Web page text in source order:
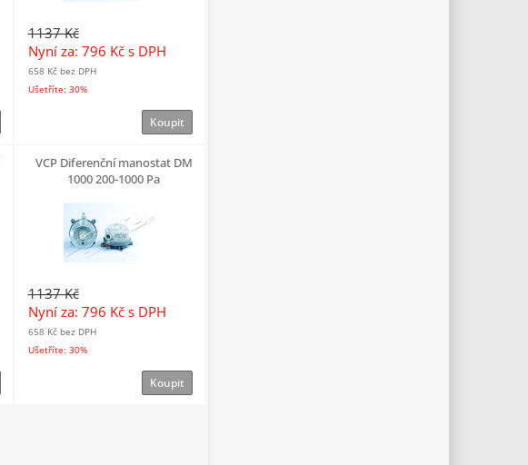
1137 Kč
Nyní za: 796 Kč s DPH
658 Kč bez DPH
Ušetříte: 30%
Koupit
VCP Diferenční manostat DM
1000 200-1000 Pa
1137 Kč
Nyní za: 796 Kč s DPH
658 Kč bez DPH
Ušetříte: 30%
Koupit